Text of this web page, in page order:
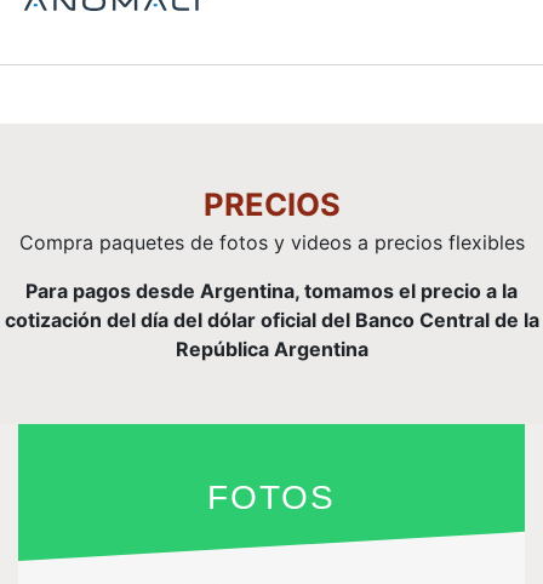
PRECIOS
Compra paquetes de fotos y videos a precios flexibles
Para pagos desde Argentina, tomamos el precio a la
cotización del día del dólar oficial del Banco Central de la
República Argentina
FOTOS